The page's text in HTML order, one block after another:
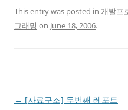
This entry was posted in 개발프
그래밍 on June 18, 2006.
Post
← [자료구조] 두번째 레포트